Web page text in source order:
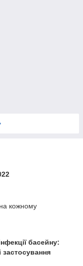
кожному
басейну: